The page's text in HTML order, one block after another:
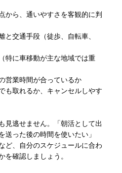
から、通いやすさを客観的に判
と交通手段（徒歩、自転車、
特に車移動が主な地域では重
営業時間が合っているか
も取れるか、キャンセルしやす
見逃せません。「朝活として出
送った後の時間を使いたい」
ど、自分のスケジュールに合わ
を確認しましょう。